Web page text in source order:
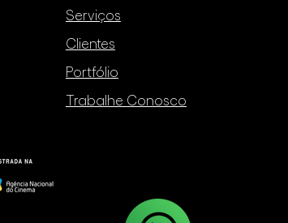
Serviços
Clientes
Portfólio
Trabalhe Conosco